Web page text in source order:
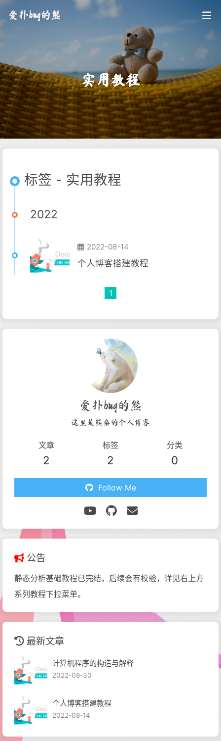
爱扑bug的熊
实用教程
标签 - 实用教程
2022
2022-08-14
个人博客搭建教程
1
爱扑bug的熊
这里是熊桑的个人博客
文章
2
标签
2
分类
0
Follow Me
公告
静态分析基础教程已完结，后续会有校验，详见右上方
系列教程下拉菜单。
最新文章
计算机程序的构造与解释
2022-08-30
个人博客搭建教程
2022-08-14